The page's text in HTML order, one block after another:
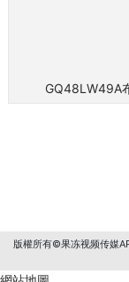
GQ48LW49A
版權所有©果冻视频传媒